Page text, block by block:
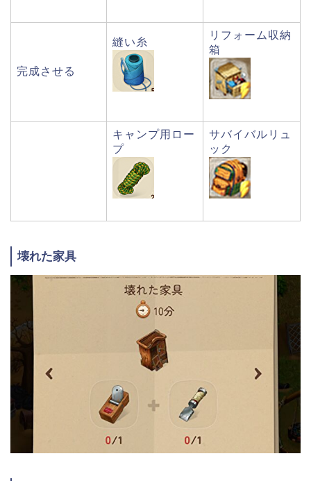
完成させる
縫い糸
リフォーム収納
箱
キャンプ用ロー
プ
サバイバルリュ
ック
壊れた家具